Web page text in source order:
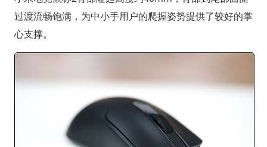
过渡流畅饱满，为中小手用户的爬握姿势提供了较好的掌
心支撑。